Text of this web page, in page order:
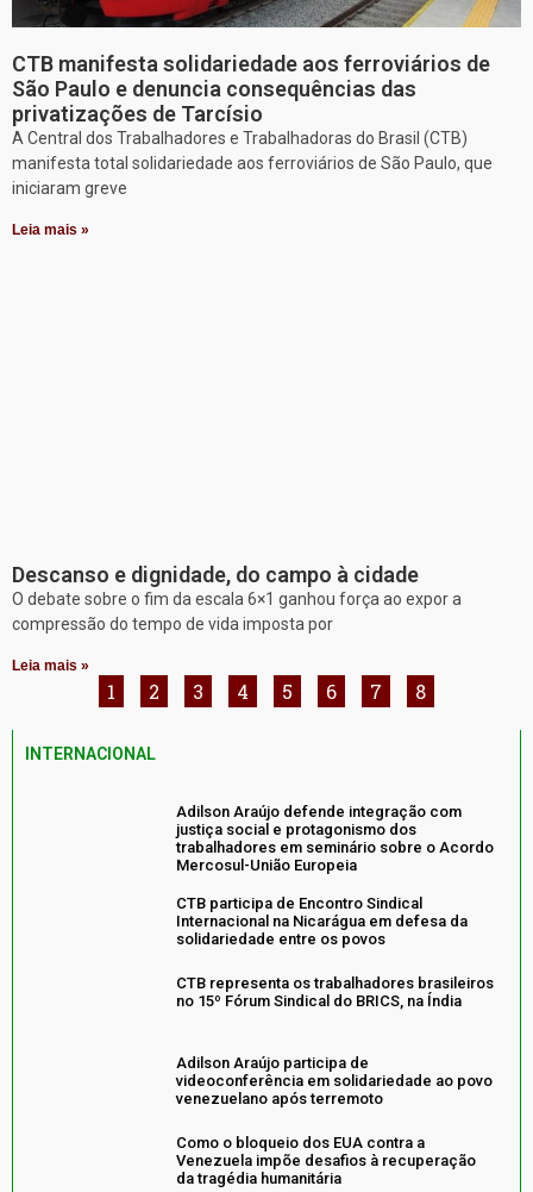
CTB manifesta solidariedade aos ferroviários de
São Paulo e denuncia consequências das
privatizações de Tarcísio
A Central dos Trabalhadores e Trabalhadoras do Brasil (CTB)
manifesta total solidariedade aos ferroviários de São Paulo, que
iniciaram greve
Leia mais »
Descanso e dignidade, do campo à cidade
O debate sobre o fim da escala 6×1 ganhou força ao expor a
compressão do tempo de vida imposta por
Leia mais »
1 2 3 4 5 6 7 8
INTERNACIONAL
Adilson Araújo defende integração com
justiça social e protagonismo dos
trabalhadores em seminário sobre o Acordo
Mercosul-União Europeia
CTB participa de Encontro Sindical
Internacional na Nicarágua em defesa da
solidariedade entre os povos
CTB representa os trabalhadores brasileiros
no 15º Fórum Sindical do BRICS, na Índia
Adilson Araújo participa de
videoconferência em solidariedade ao povo
venezuelano após terremoto
Como o bloqueio dos EUA contra a
Venezuela impõe desafios à recuperação
da tragédia humanitária